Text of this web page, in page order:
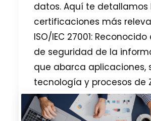
datos. Aquí te detallamos
certificaciones más
ISO/IEC 27001:
de seguridad de la
que abarca aplicaciones,
tecnología y procesos de
ISO/IEC 27701: Extensión de
27001 para la gestión de